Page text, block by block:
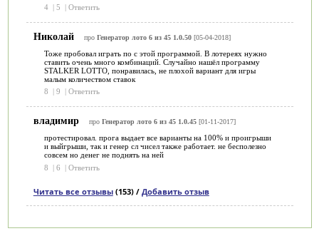
4 | 5 | Ответить
Николай про Генератор лото 6 из 45 1.0.50[05-04-2018]
Тоже пробовал играть по с этой программой. В лотереях нужно
ставить очень много комбинаций. Случайно нашёл программу
STALKER LOTTO, понравилась, не плохой вариант для игры
малым количеством ставок
8
9 Ответить
владимир про Генератор лото 6 из 45 1.0.45[01-11-2017]
протестировал. прога выдает все варианты на 100% и проигрыши
и выйгрыши, так и генер сл чисел также работает. не бесполезно
совсем но денег не поднять на ней
8
| 6 | Ответить
Читать все отзывы(153) / Добавить отзыв